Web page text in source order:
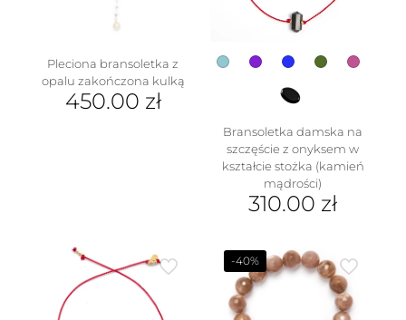
stronie
Pleciona bransoletka z
opalu zakończona kulką
450.00 zł
Bransoletka damska na
szczęście z onyksem w
kształcie stożka (kamień
mądrości)
310.00 zł
ma
wiele
wariantów.
-40%